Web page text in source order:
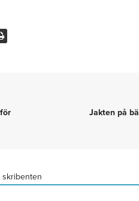
Jakten på
skribenten